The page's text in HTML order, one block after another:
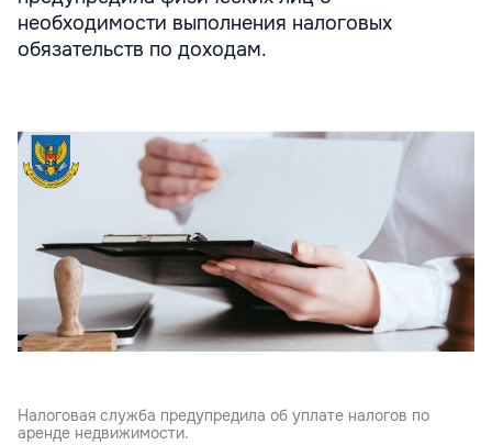
необходимости выполнения налоговых
обязательств по доходам.
Налоговая служба предупредила об уплате налогов по
аренде недвижимости.